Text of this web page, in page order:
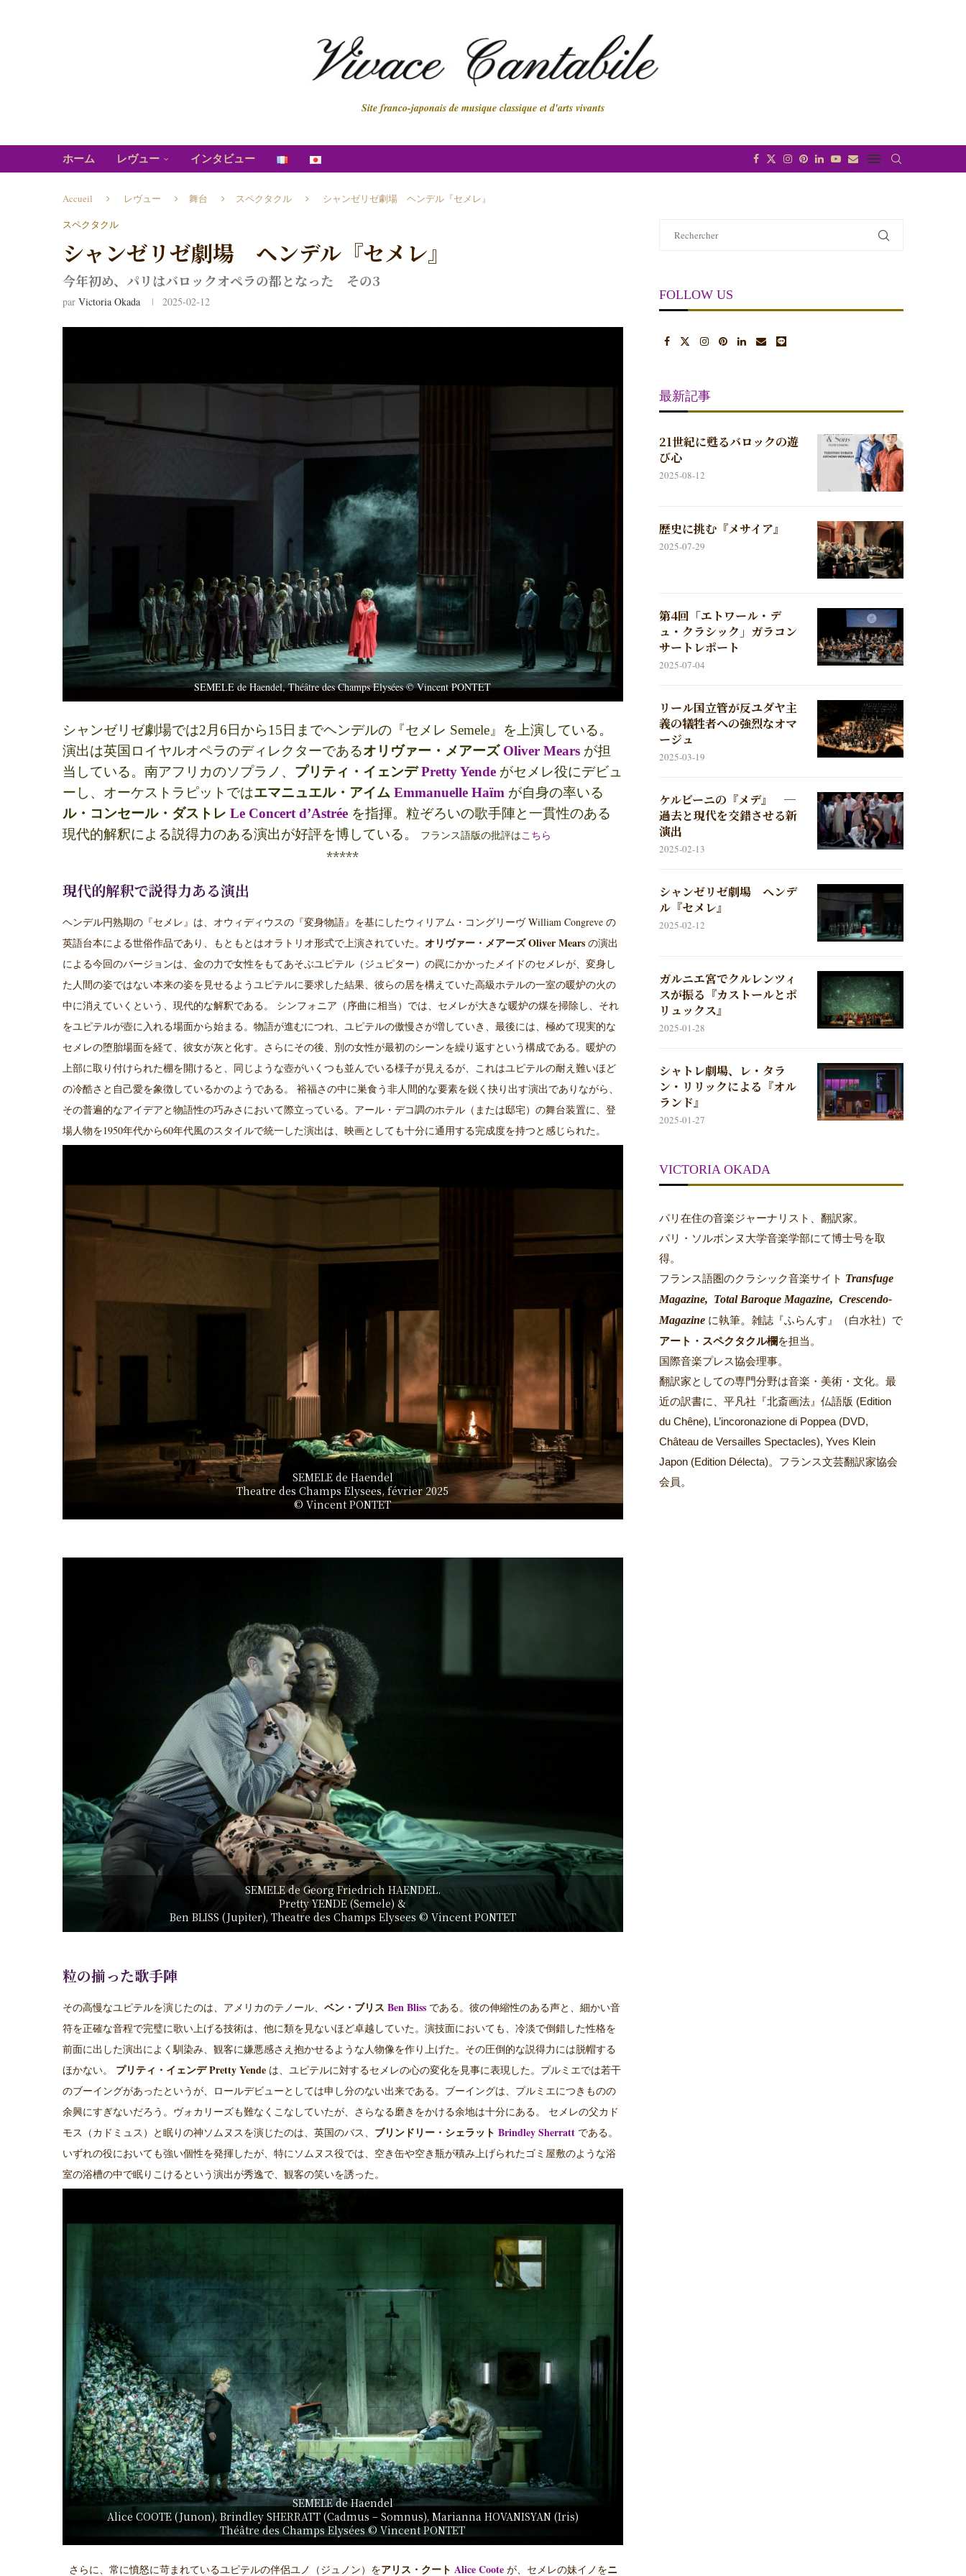
Site franco-japonais de musique classique et d'arts vivants
ホーム レヴュー インタビュー
Accueil レヴュー 舞台 スペクタクル
シャンゼリゼ劇場 ヘンデル『セメレ』
スペクタクル
シャンゼリゼ劇場 ヘンデル『セメレ』
今年初め、パリはバロックオペラの都となった その3
par Victoria Okada 2025-02-12
SEMELE de Haendel, Théâtre des Champs Elysées © Vincent PONTET
シャンゼリゼ劇場では2 月6日から15日までヘンデルの『セメレ Semele 』を上演している。
演出は英国ロイヤルオペラのディレクターであるオリヴァー・メアーズ Oliver Mears が担
当している。南アフリカのソプラノ、 プリティ・イェンデPretty Yende がセメレ役にデビュ
ーし、オーケストラピットではエマニュエル・アイム Emmanuelle Haïm が自身の率いる
ル・コンセール・ダストレ Le Concert d’Astrée を指揮。粒ぞろいの歌手陣と一貫性のある
現代的解釈による説得力のある演出が好評を博している。
フランス語版の批評はこちら
*****
現代的解釈で説得力ある演出
ヘンデル円熟期の『セメレ』は、オウィディウスの『変身物語』を基にしたウィリアム・コングリーヴ William Congreve の
英語台本による世俗作品であり、もともとはオラトリオ形式で上演されていた。 オリヴァー・メアーズ Oliver Mears の演出
による今回のバージョンは、金の力で女性をもてあそぶユピテル（ジュピター）の罠にかかったメイドのセメレが、変身し
た人間の姿ではない本来の姿を見せるようユピテルに要求した結果、彼らの居を構えていた高級ホテルの一室の暖炉の火の
中に消えていくという、現代的な解釈である。
シンフォニア（序曲に相当）では、セメレが大きな暖炉の煤を掃除し、それ
をユピテルが壺に入れる場面から始まる。物語が進むにつれ、ユピテルの傲慢さが増していき、最後には、極めて現実的な
セメレの堕胎場面を経て、彼女が灰と化す。さらにその後、別の女性が最初のシーンを繰り返すという構成である。暖炉の
上部に取り付けられた棚を開けると、同じような壺がいくつも並んでいる様子が見えるが、これはユピテルの耐え難いほど
の冷酷さと自己愛を象徴しているかのようである。
裕福さの中に巣食う非人間的な要素を鋭く抉り出す演出でありながら、
その普遍的なアイデアと物語性の巧みさにおいて際立っている。アール・デコ調のホテル（または邸宅）の舞台装置に、登
場人物を1950年代から60年代風のスタイルで統一した演出は、映画としても十分に通用する完成度を持つと感じられた。
SEMELE de Haendel
Theatre des Champs Elysees, février 2025
© Vincent PONTET
SEMELE de Georg Friedrich HAENDEL.
Pretty YENDE (Semele) &
Ben BLISS (Jupiter), Theatre des Champs Elysees © Vincent PONTET
粒の揃った歌手陣
その高慢なユピテルを演じたのは、アメリカのテノール、 ベン・ブリス Ben Bliss である。彼の伸縮性のある声と、細かい音
符を正確な音程で完璧に歌い上げる技術は、他に類を見ないほど卓越していた。演技面においても、冷淡で倒錯した性格を
前面に出した演出によく馴染み、観客に嫌悪感さえ抱かせるような人物像を作り上げた。その圧倒的な説得力には脱帽する
ほかない。
プリティ・イェンデ Pretty Yende は、ユピテルに対するセメレの心の変化を見事に表現した。プルミエでは若干
のブーイングがあったというが、ロールデビューとしては申し分のない出来である。ブーイングは、プルミエにつきものの
余興にすぎないだろう。ヴォカリーズも難なくこなしていたが、さらなる磨きをかける余地は十分にある。
セメレの父カド
モス（カドミュス）と眠りの神ソムヌスを演じたのは、英国のバス、 ブリンドリー・シェラット Brindley Sherratt である。
いずれの役においても強い個性を発揮したが、特にソムヌス役では、空き缶や空き瓶が積み上げられたゴミ屋敷のような浴
室の浴槽の中で眠りこけるという演出が秀逸で、観客の笑いを誘った。
SEMELE de Haendel
Alice COOTE (Junon), Brindley SHERRATT (Cadmus – Somnus), Marianna HOVANISYAN (Iris)
Théâtre des Champs Elysées © Vincent PONTET
さらに、常に憤怒に苛まれているユピテルの伴侶ユノ（ジュノン）をアリス・クート Alice Coote が、セメレの妹イノをニ
FOLLOW US
最新記事
21世紀に甦るバロックの遊
び心
2025-08-12
歴史に挑む『メサイア』
2025-07-29
第4回「エトワール・デ
ュ・クラシック」ガラコン
サートレポート
2025-07-04
リール国立管が反ユダヤ主
義の犠牲者への強烈なオマ
ージュ
2025-03-19
ケルビーニの『メデ』 ─
過去と現代を交錯させる新
演出
2025-02-13
シャンゼリゼ劇場 ヘンデ
ル『セメレ』
2025-02-12
ガルニエ宮でクルレンツィ
スが振る『カストールとポ
リュックス』
2025-01-28
シャトレ劇場、レ・タラ
ン・リリックによる『オル
ランド』
2025-01-27
VICTORIA OKADA
パリ在住の音楽ジャーナリスト、翻訳家。
パリ・ソルボンヌ大学音楽学部にて博士号を取
得。
フランス語圏のクラシック音楽サイト Transfuge
Magazine, Total Baroque Magazine, Crescendo-
Magazine に執筆。 雑誌『ふらんす』（白水社）で
アート・スペクタクル欄を担当。
国際音楽プレス協会理事。
翻訳家としての専門分野は音楽・美術・文化。最
近の訳書に、平凡社『北斎画法』仏語版 (Edition
du Chêne), L’incoronazione di Poppea (DVD,
Château de Versailles Spectacles), Yves Klein
Japon (Edition Délecta)。フランス文芸翻訳家協会
会員。